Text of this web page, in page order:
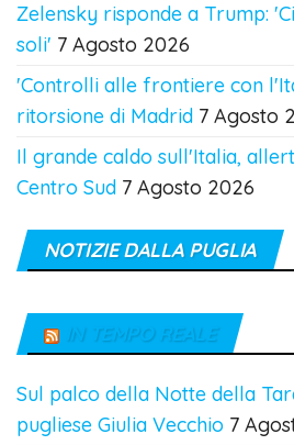
Zelensky risponde a Trump:
soli' 7 Agosto 2026
'Controlli alle frontiere con
ritorsione di Madrid 7 Agosto
Il grande caldo sull'Italia,
Centro Sud 7 Agosto 2026
NOTIZIE DALLA PUGLIA
IN TEMPO REALE
Sul palco della Notte della
pugliese Giulia Vecchio 7